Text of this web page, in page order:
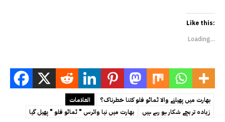
Like this:
Loading...
العلامات
بھارت میں پھیلنے والا ٹماٹو فلو کتنا خطرناک؟
بھارت میں نیا وائرس " ٹماٹو فلو " پھیل گیا
زیادہ تر بچے شکار ہو رہے ہیں